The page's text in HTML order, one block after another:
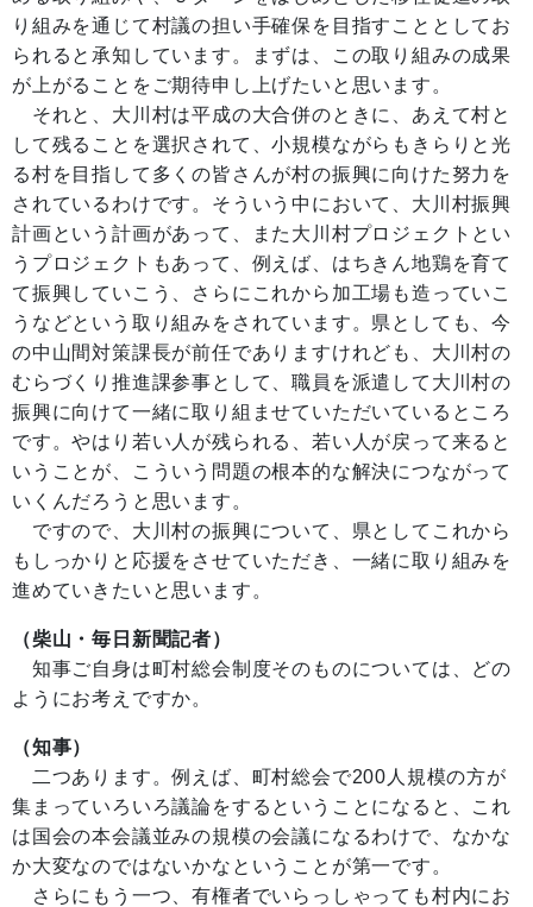
り組みを通じて村議の担い手確保を目指すこととしてお
られると承知しています。まずは、この取り組みの成果
が上がることをご期待申し上げたいと思います。
それと、大川村は平成の大合併のときに、あえて村と
して残ることを選択されて、小規模ながらもきらりと光
る村を目指して多くの皆さんが村の振興に向けた努力を
されているわけです。そういう中において、大川村振興
計画という計画があって、また大川村プロジェクトとい
うプロジェクトもあって、例えば、はちきん地鶏を育て
て振興していこう、さらにこれから加工場も造っていこ
うなどという取り組みをされています。県としても、今
の中山間対策課長が前任でありますけれども、大川村の
むらづくり推進課参事として、職員を派遣して大川村の
振興に向けて一緒に取り組ませていただいているところ
です。やはり若い人が残られる、若い人が戻って来ると
いうことが、こういう問題の根本的な解決につながって
いくんだろうと思います。
ですので、大川村の振興について、県としてこれから
もしっかりと応援をさせていただき、一緒に取り組みを
進めていきたいと思います。
（柴山・毎日新聞記者）
知事ご自身は町村総会制度そのものについては、どの
ようにお考えですか。
（知事）
二つあります。例えば、町村総会で200人規模の方が
集まっていろいろ議論をするということになると、これ
は国会の本会議並みの規模の会議になるわけで、なかな
か大変なのではないかなということが第一です。
さらにもう一つ、有権者でいらっしゃっても村内にお